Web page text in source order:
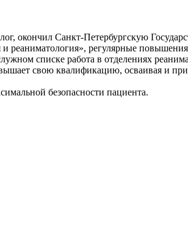
окончил Санкт-Петербургскую
и реаниматология», регулярные
списке работа в отделениях
свою квалификацию, осваивая и
безопасности пациента.